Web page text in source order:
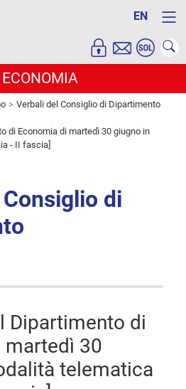
EN
Verbali del Consiglio di Dipartimento
di Economia di martedì 30 giugno in
- II fascia]
di
Dipartimento di
martedì 30
telematica